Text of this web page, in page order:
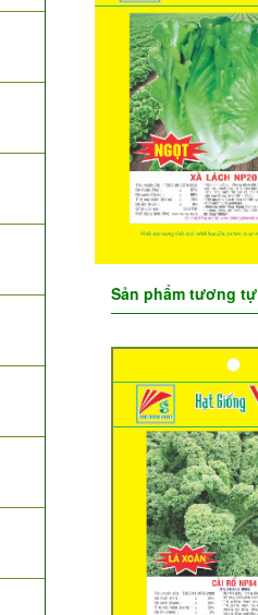
Sản phẩm tương tự